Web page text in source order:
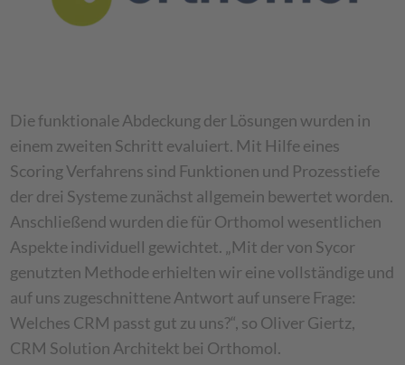
Die funktionale Abdeckung der Lösungen wurden in
einem zweiten Schritt evaluiert. Mit Hilfe eines
Scoring Verfahrens sind Funktionen und Prozesstiefe
der drei Systeme zunächst allgemein bewertet worden.
Anschließend wurden die für Orthomol wesentlichen
Aspekte individuell gewichtet. „Mit der von Sycor
genutzten Methode erhielten wir eine vollständige und
auf uns zugeschnittene Antwort auf unsere Frage:
Welches CRM passt gut zu uns?“, so Oliver Giertz,
CRM Solution Architekt bei Orthomol.